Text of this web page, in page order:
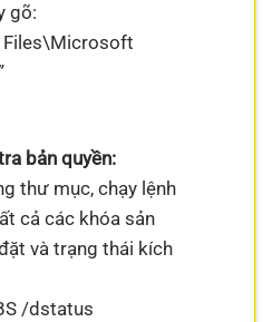
gõ:
Files\Microsoft
bản quyền:
thư mục, chạy lệnh
cả các khóa sản
và trạng thái kích
/dstatus